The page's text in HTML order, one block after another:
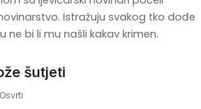
Istražuju svakog tko dođe
ne bi li mu našli kakav krimen.
šutjeti
Osvrti